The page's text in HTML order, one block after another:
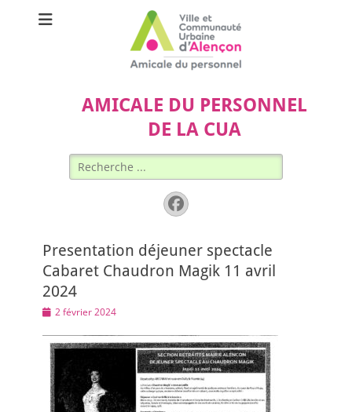
AMICALE DU PERSONNEL
DE LA CUA
Rechercher :
Facebook
Presentation déjeuner spectacle
Cabaret Chaudron Magik 11 avril
2024
Posted2 février 2024